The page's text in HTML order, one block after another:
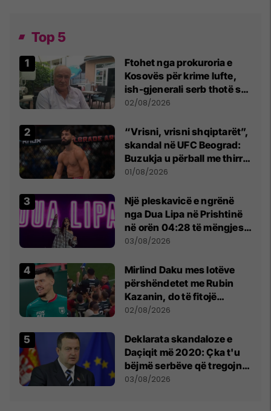
Top 5
Ftohet nga prokuroria e
Kosovës për krime lufte,
ish-gjenerali serb thotë se
dikush e tradhtoi në
02/08/2026
“Vrisni, vrisni shqiptarët”,
skandal në UFC Beograd:
Buzukja u përball me thirrje
anti-shqiptare nga
01/08/2026
Një pleskavicë e ngrënë
nga Dua Lipa në Prishtinë
në orën 04:28 të mëngjesit
- dhe bota digjitale serbe
03/08/2026
Mirlind Daku mes lotëve
përshëndetet me Rubin
Kazanin, do të fitojë
miliona te Spartak Moska
02/08/2026
​Deklarata skandaloze e
Daçiqit më 2020: Çka t'u
bëjmë serbëve që tregojnë
ku janë varrosur shqiptarët
03/08/2026